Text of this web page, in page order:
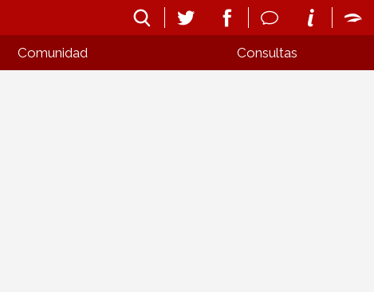
Comunidad Consultas